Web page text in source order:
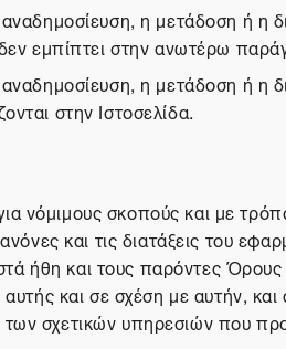
η μετάδοση ή η
εμπίπτει στην ανωτέρω
η μετάδοση ή η
στην Ιστοσελίδα.
νόμιμους σκοπούς και με
και τις διατάξεις του
ήθη και τους παρόντες
και σε σχέση με αυτήν,
των σχετικών υπηρεσιών που